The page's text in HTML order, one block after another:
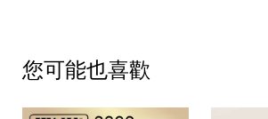
您可能也喜歡